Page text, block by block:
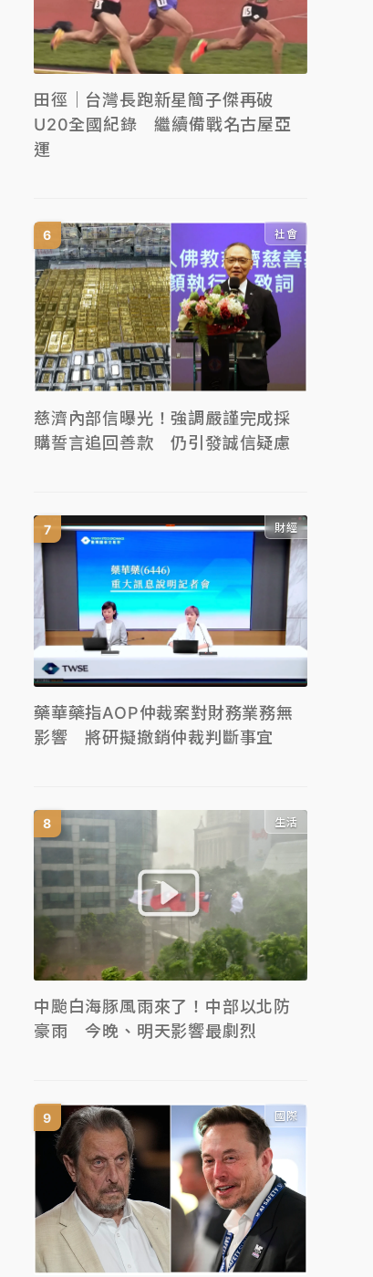
田徑｜台灣長跑新星簡子傑再破
U20全國紀錄 繼續備戰名古屋亞
運
社會
慈濟內部信曝光！強調嚴謹完成採
購誓言追回善款 仍引發誠信疑慮
財經
藥華藥指AOP仲裁案對財務業務無
影響 將研擬撤銷仲裁判斷事宜
生活
中颱白海豚風雨來了！中部以北防
豪雨 今晚、明天影響最劇烈
國際